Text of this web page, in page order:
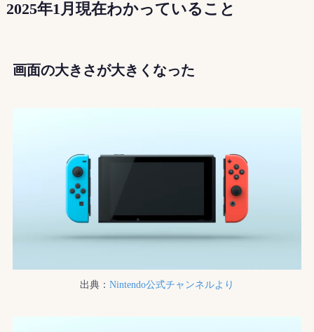
2025年1月現在わかっていること
画面の大きさが大きくなった
出典： Nintendo公式チャンネルより